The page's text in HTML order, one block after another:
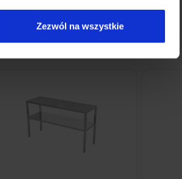
Zezwól na wszystkie